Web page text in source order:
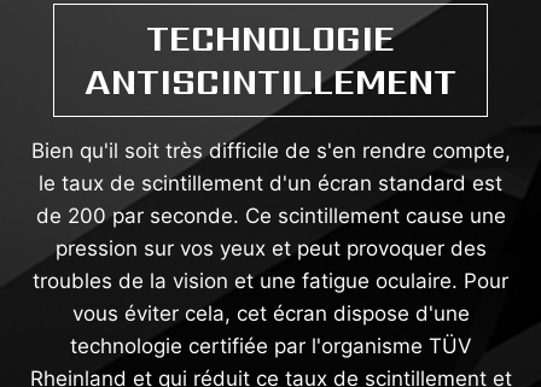
TECHNOLOGIE
ANTISCINTILLEMENT
Bien qu'il soit très difficile de s'en rendre compte,
le taux de scintillement d'un écran standard est
de 200 par seconde. Ce scintillement cause une
pression sur vos yeux et peut provoquer des
troubles de la vision et une fatigue oculaire. Pour
vous éviter cela, cet écran dispose d'une
technologie certifiée par l'organisme TÜV
Rheinland et qui réduit ce taux de scintillement et